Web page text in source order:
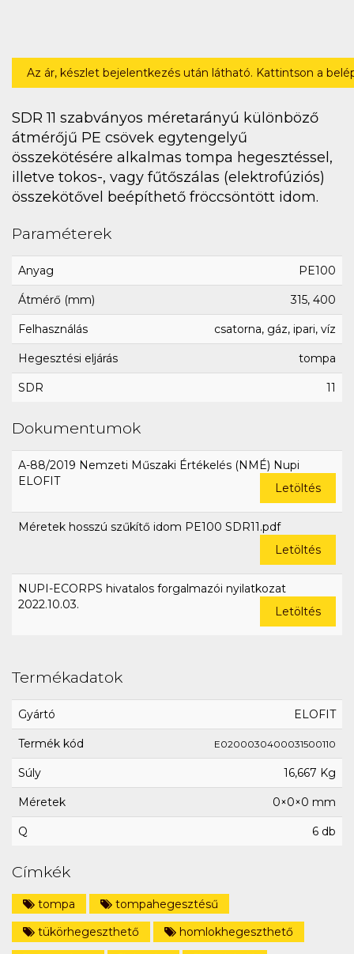
Az ár, készlet bejelentkezés után látható. Kattintson a
SDR 11 szabványos méretarányú különböző
átmérőjű PE csövek egytengelyű
összekötésére alkalmas tompa hegesztéssel,
illetve tokos-, vagy fűtőszálas (elektrofúziós)
összekötővel beépíthető fröccsöntött idom.
Paraméterek
Anyag PE100
Átmérő (mm) 315, 400
Felhasználás csatorna, gáz, ipari, víz
Hegesztési eljárás tompa
SDR 11
Dokumentumok
A-88/2019 Nemzeti Műszaki Értékelés (NMÉ) Nupi
ELOFIT
Letöltés
Méretek hosszú szűkítő idom PE100 SDR11.pdf
Letöltés
NUPI-ECORPS hivatalos forgalmazói nyilatkozat
2022.10.03.
Letöltés
Termékadatok
Gyártó ELOFIT
Termék kód E0200030400031500110
Súly 16,667 Kg
Méretek 0×0×0 mm
Q 6 db
Címkék
tompa
tompahegesztésű
tükörhegeszthető
homlokhegeszthető